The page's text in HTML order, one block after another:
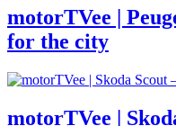
motorTVee |
for the city
motorTVee |